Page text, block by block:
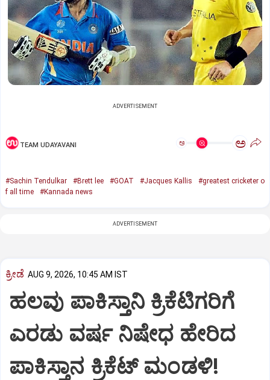
ADVERTISEMENT
TEAM UDAYAVANI ಅ ಅ
#Sachin Tendulkar #Brett lee #GOAT #Jacques Kallis
#greatest cricketer o
f all time
#Kannada news
ADVERTISEMENT
ಕ್ರೀಡೆ AUG 9, 2026, 10:45 AM IST
ಹಲವು ಪಾಕಿಸ್ತಾನಿ ಕ್ರಿಕೆಟಿಗರಿಗೆ
ಎರಡು ವರ್ಷ ನಿಷೇಧ ಹೇರಿದ
ಪಾಕಿಸ್ತಾನ ಕ್ರಿಕೆಟ್‌ ಮಂಡಳಿ!